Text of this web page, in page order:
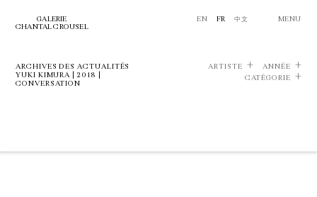
GALERIE
CHANTAL CROUSEL
EN FR 中文 MENU
ARCHIVES DES ACTUALITÉS
YUKI KIMURA | 2018 |
CONVERSATION
ARTISTE
ANNÉE
CATÉGORIE